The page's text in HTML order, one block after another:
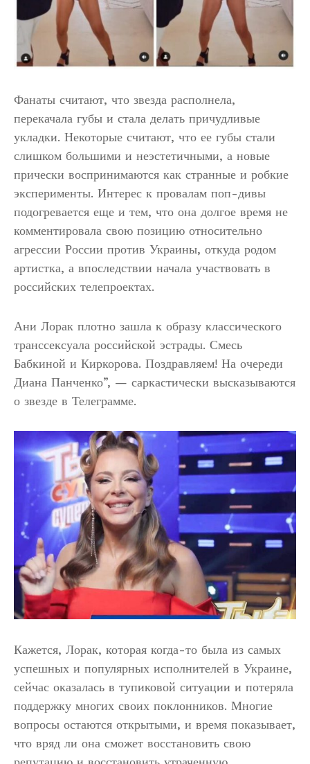
Фанаты считают, что звезда располнела,
перекачала губы и стала делать причудливые
укладки. Некоторые считают, что ее губы стали
слишком большими и неэстетичными, а новые
прически воспринимаются как странные и робкие
эксперименты. Интерес к провалам поп-дивы
подогревается еще и тем, что она долгое время не
комментировала свою позицию относительно
агрессии России против Украины, откуда родом
артистка, а впоследствии начала участвовать в
российских телепроектах.
Ани Лорак плотно зашла к образу классического
транссексуала российской эстрады. Смесь
Бабкиной и Киркорова. Поздравляем! На очереди
Диана Панченко”, — саркастически высказываются
о звезде в Телеграмме.
Кажется, Лорак, которая когда-то была из самых
успешных и популярных исполнителей в Украине,
сейчас оказалась в тупиковой ситуации и потеряла
поддержку многих своих поклонников. Многие
вопросы остаются открытыми, и время показывает,
что вряд ли она сможет восстановить свою